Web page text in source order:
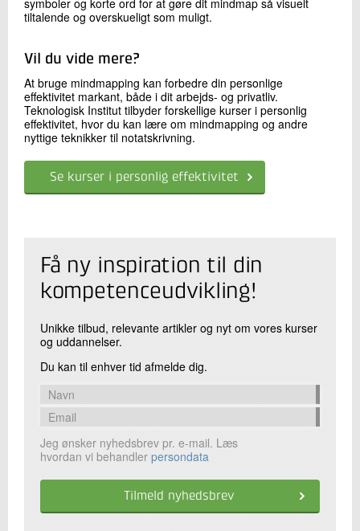
symboler og korte ord for at gøre dit mindmap så visuelt
tiltalende og overskueligt som muligt.
Vil du vide mere?
At bruge mindmapping kan forbedre din personlige
effektivitet markant, både i dit arbejds- og privatliv.
Teknologisk Institut tilbyder forskellige kurser i personlig
effektivitet, hvor du kan lære om mindmapping og andre
nyttige teknikker til notatskrivning.
Se kurser i personlig effektivitet
Få ny inspiration til din
kompetenceudvikling!
Unikke tilbud, relevante artikler og nyt om vores kurser
og uddannelser.
Du kan til enhver tid afmelde dig.
Jeg ønsker nyhedsbrev pr. e-mail. Læs
hvordan vi behandler persondata